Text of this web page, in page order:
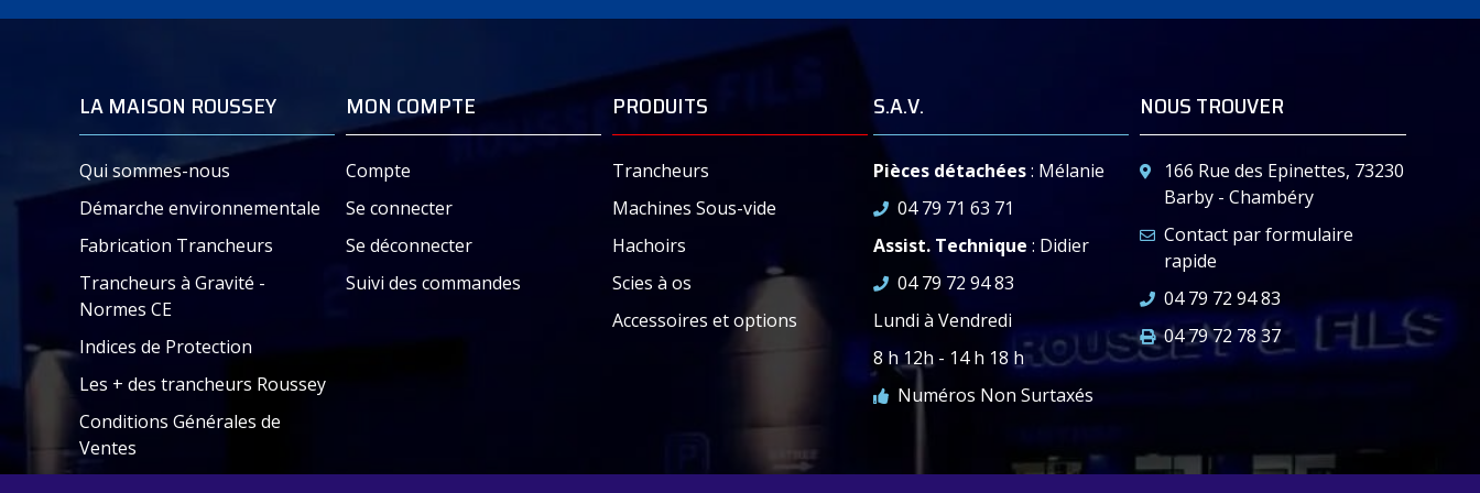
230
Document – Plaquette commerciale – PDF : Syros_Trancheur_RousseyFils
LA MAISON ROUSSEY
Qui sommes-nous
Démarche environnementale
Fabrication Trancheurs
Trancheurs à Gravité -
Normes CE
Indices de Protection
Les + des trancheurs Roussey
Conditions Générales de
Ventes
MON COMPTE
Compte
Se connecter
Se déconnecter
Suivi des commandes
PRODUITS
Trancheurs
Machines Sous-vide
Hachoirs
Scies à os
Accessoires et options
S.A.V.
Pièces détachées: Mélanie
04 79 71 63 71
Assist. Technique : Didier
04 79 72 94 83
Lundi à Vendredi
8 h 12h - 14 h 18 h
Numéros Non Surtaxés
NOUS TROUVER
166 Rue des Epinettes, 73230
Barby - Chambéry
Contact par formulaire
rapide
04 79 72 94 83
04 79 72 78 37